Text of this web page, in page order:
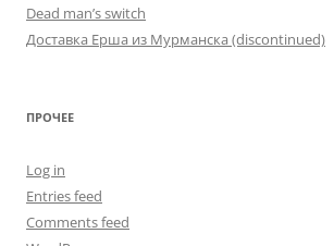
Dead man’s switch
Доставка Ерша из Мурманска (discontinued)
ПРОЧЕЕ
Log in
Entries feed
Comments feed